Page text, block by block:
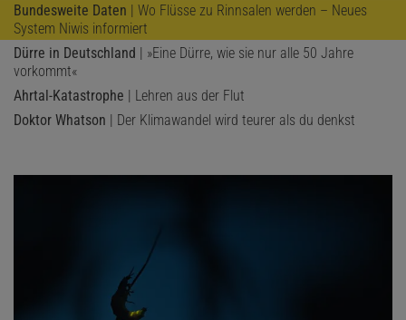
Bundesweite Daten | Wo Flüsse zu Rinnsalen werden – Neues
System Niwis informiert
Dürre in Deutschland | »Eine Dürre, wie sie nur alle 50 Jahre
vorkommt«
Ahrtal-Katastrophe | Lehren aus der Flut
Doktor Whatson | Der Klimawandel wird teurer als du denkst